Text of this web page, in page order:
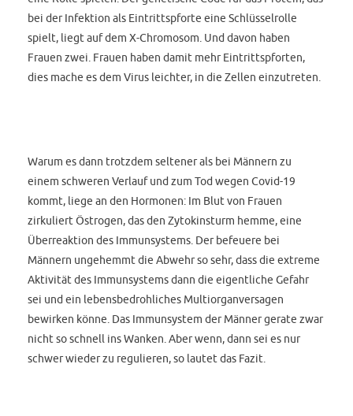
bei der Infektion als Eintrittspforte eine Schlüsselrolle
spielt, liegt auf dem X-Chromosom. Und davon haben
Frauen zwei. Frauen haben damit mehr Eintrittspforten,
dies mache es dem Virus leichter, in die Zellen einzutreten.
Warum es dann trotzdem seltener als bei Männern zu
einem schweren Verlauf und zum Tod wegen Covid-19
kommt, liege an den Hormonen: Im Blut von Frauen
zirkuliert Östrogen, das den Zytokinsturm hemme, eine
Überreaktion des Immunsystems. Der befeuere bei
Männern ungehemmt die Abwehr so sehr, dass die extreme
Aktivität des Immunsystems dann die eigentliche Gefahr
sei und ein lebensbedrohliches Multiorganversagen
bewirken könne. Das Immunsystem der Männer gerate zwar
nicht so schnell ins Wanken. Aber wenn, dann sei es nur
schwer wieder zu regulieren, so lautet das Fazit.